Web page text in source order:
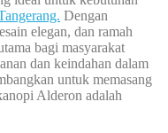
Dengan
elegan, dan ramah
bagi masyarakat
dan keindahan dalam
untuk memasang
Alderon adalah